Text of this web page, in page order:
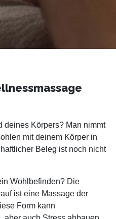
Körpers? Man nimmt
mit deinem Körper in
Beleg ist noch nicht
Wohlbefinden? Die
ist eine Massage der
Form kann